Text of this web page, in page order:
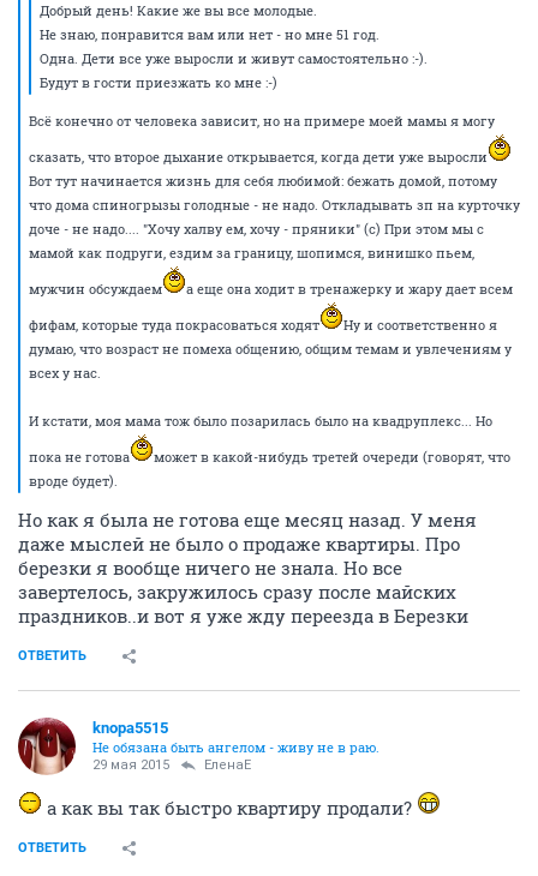
Добрый день! Какие же вы все молодые.
Не знаю, понравится вам или нет - но мне 51 год.
Одна. Дети все уже выросли и живут самостоятельно :-).
Будут в гости приезжать ко мне :-)
Всё конечно от человека зависит, но на примере моей мамы я могу
сказать, что второе дыхание открывается, когда дети уже выросли
Вот тут начинается жизнь для себя любимой: бежать домой, потому
что дома спиногрызы голодные - не надо. Откладывать зп на курточку
доче - не надо.... "Хочу халву ем, хочу - пряники" (с) При этом мы с
мамой как подруги, ездим за границу, шопимся, винишко пьем,
мужчин обсуждаем
а еще она ходит в тренажерку и жару дает всем
фифам, которые туда покрасоваться ходят
Ну и соответственно я
думаю, что возраст не помеха общению, общим темам и увлечениям у
всех у нас.
И кстати, моя мама тож было позарилась было на квадруплекс... Но
пока не готова
может в какой-нибудь третей очереди (говорят, что
вроде будет).
Но как я была не готова еще месяц назад. У меня
даже мыслей не было о продаже квартиры. Про
березки я вообще ничего не знала. Но все
завертелось, закружилось сразу после майских
праздников..и вот я уже жду переезда в Березки
ОТВЕТИТЬ
knopa5515
Не обязана быть ангелом - живу не в раю.
29 мая 2015 ЕленаЕ
а как вы так быстро квартиру продали?
ОТВЕТИТЬ